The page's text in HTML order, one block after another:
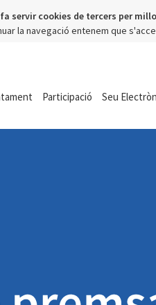
servir cookies de tercers per
la navegació entenem que
Participació Seu